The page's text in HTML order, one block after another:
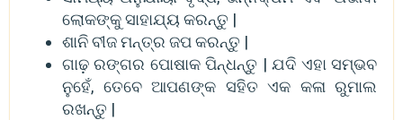
ଲୋକଙ୍କୁ ସାହାଯ୍ୟ କରନ୍ତୁ |
ଶାନି ବୀଜ ମନ୍ତ୍ର ଜପ କରନ୍ତୁ |
ଗାଢ଼ ରଙ୍ଗର ପୋଷାକ ପିନ୍ଧନ୍ତୁ | ଯଦି ଏହା ସମ୍ଭବ
ନୁହେଁ, ତେବେ ଆପଣଙ୍କ ସହିତ ଏକ କଳା ରୁମାଲ
ରଖନ୍ତୁ |